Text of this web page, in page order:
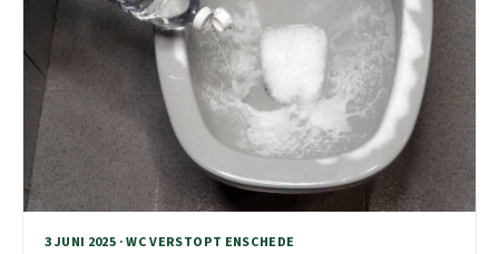
3 JUNI 2025 · WC VERSTOPT ENSCHEDE